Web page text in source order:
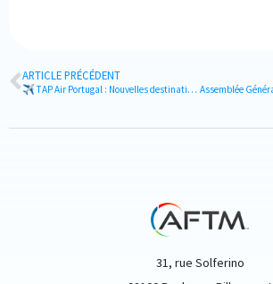
ARTICLE PRÉCÉDENT
✈️ TAP Air Portugal : Nouvelles destinations, services innovants et expériences premium pour tous les voyageurs d’affaires !
31, rue Solferino